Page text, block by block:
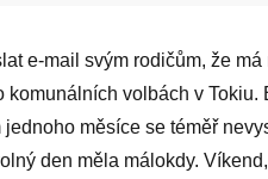
e-mail svým rodičům, že
komunálních volbách v Tokiu.
měsíce se téměř
den měla málokdy.